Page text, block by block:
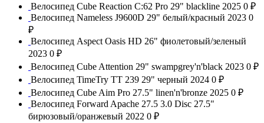
Велосипед Cube Reaction C:62 Pro 29" blackline 2025 0 ₽
Велосипед Nameless J9600D 29" белый/красный 2023 0
₽
Велосипед Aspect Oasis HD 26" фиолетовый/зеленый
2023 0 ₽
Велосипед Cube Attention 29" swampgrey'n'black 2023 0 ₽
Велосипед TimeTry TT 239 29" черный 2024 0 ₽
Велосипед Cube Aim Pro 27.5" linen'n'bronze 2025 0 ₽
Велосипед Forward Apache 27.5 3.0 Disс 27.5"
бирюзовый/оранжевый 2022 0 ₽